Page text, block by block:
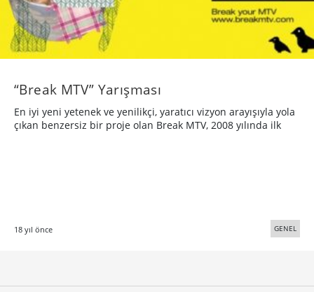
“Break MTV” Yarışması
En iyi yeni yetenek ve yenilikçi, yaratıcı vizyon arayışıyla yola
çıkan benzersiz bir proje olan Break MTV, 2008 yılında ilk
18 yıl önce GENEL